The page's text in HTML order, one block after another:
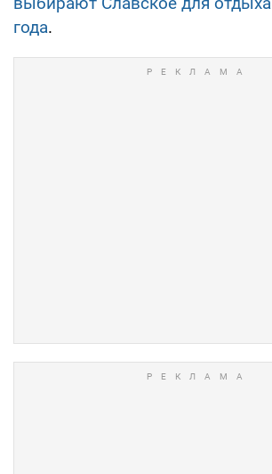
года.